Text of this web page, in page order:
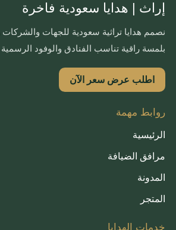
إراث | هدايا سعودية فاخرة
نصمم هدايا تراثية سعودية للجهات والشركات
بلمسة راقية تناسب الفنادق والوفود
اطلب عرض سعر الآن
روابط مهمة
الرئيسية
مرافق الضيافة
المدونة
المتجر
خدمات الهدايا